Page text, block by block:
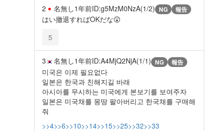
2 名無し1年前ID:g5MzM0NzA(1/2) NG 報告
はい撤退すればOKだな😲
5
3 名無し1年前ID:A4MjQ2NjA(1/1) NG 報告
미국은 이제 필요없다
일본은 한국과 친해지길 바래
아시아를 무시하는 미국에게 본보기를 보여주자
일본은 미국채를 몽땅 팔아버리고 한국채를 구매해
줘
>>4>>6>>10>>14>>15>>25>>32>>33